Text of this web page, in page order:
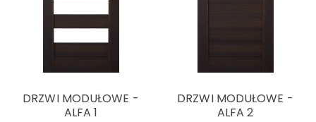
DRZWI MODUŁOWE -
ALFA 1
DRZWI MODUŁOWE -
ALFA 2